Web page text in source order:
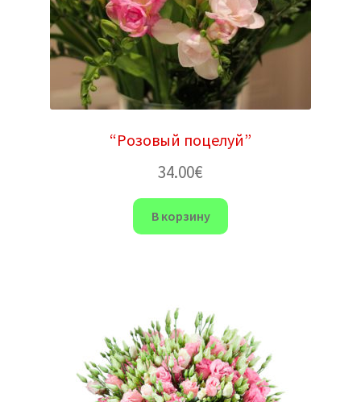
“Розовый поцелуй”
34.00€
В корзину